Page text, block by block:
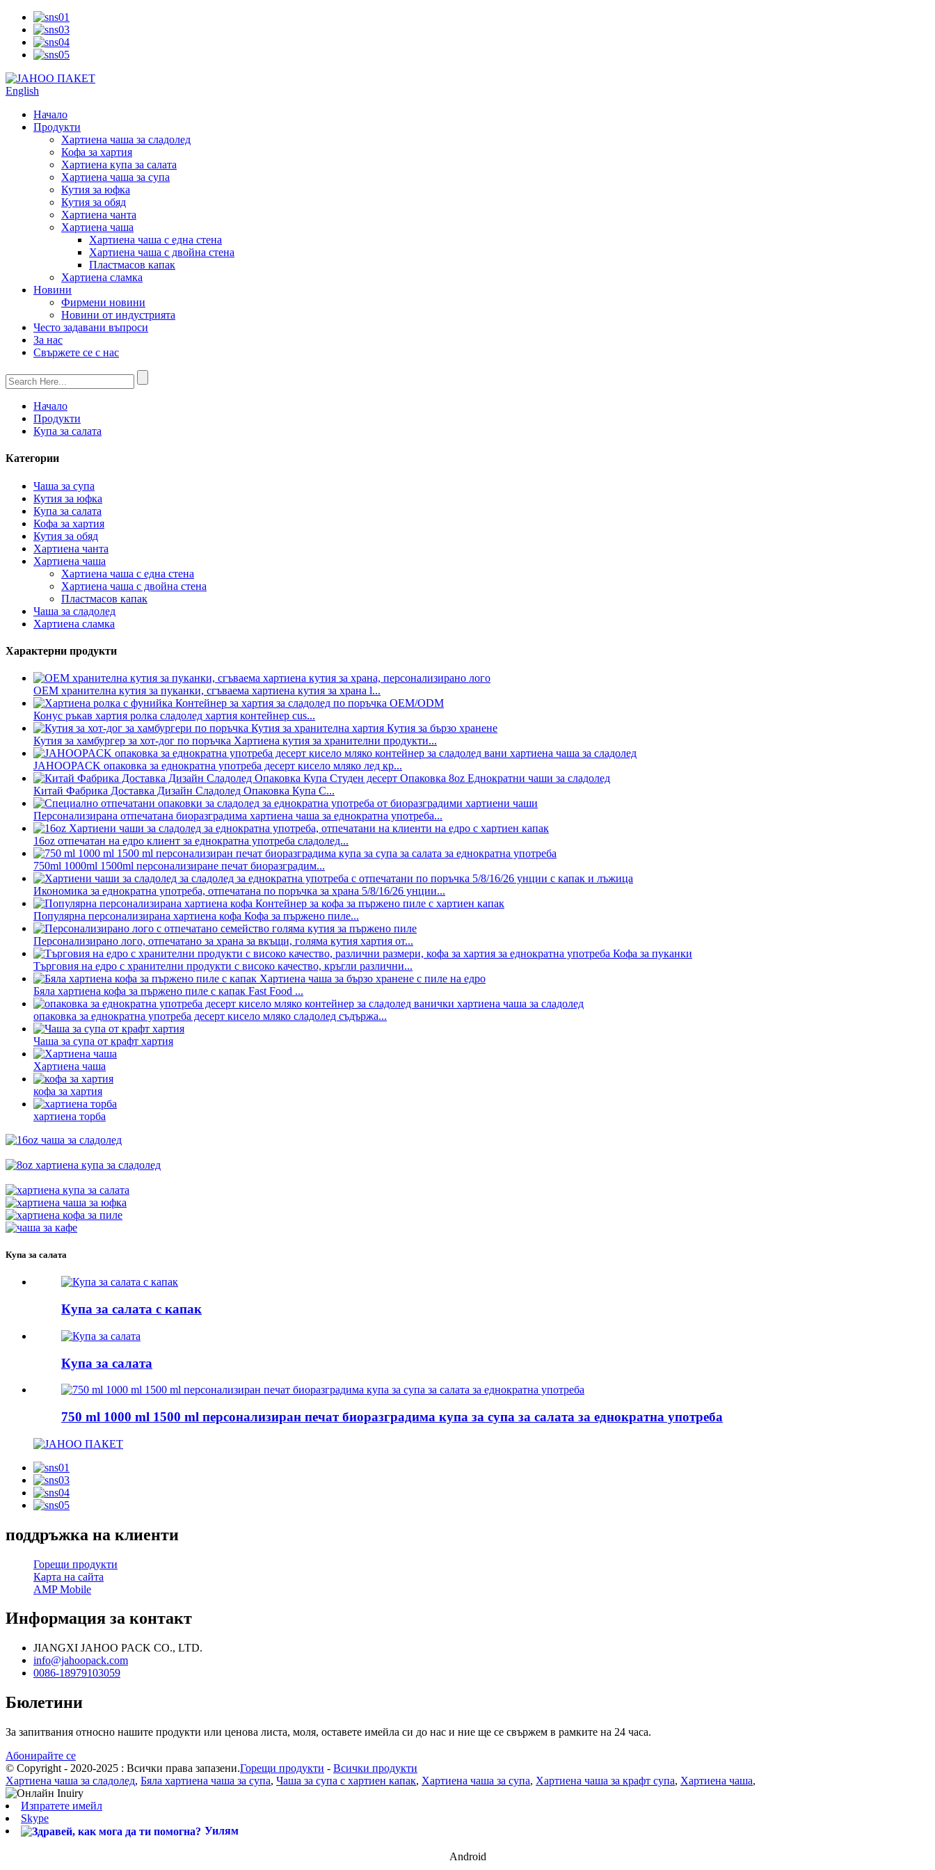
English
Начало
Продукти
Хартиена чаша за сладолед
Кофа за хартия
Хартиена купа за салата
Хартиена чаша за супа
Кутия за юфка
Кутия за обяд
Хартиена чанта
Хартиена чаша
Хартиена чаша с една стена
Хартиена чаша с двойна стена
Пластмасов капак
Хартиена сламка
Новини
Фирмени новини
Новини от индустрията
Често задавани въпроси
За нас
Свържете се с нас
Начало
Продукти
Купа за салата
Категории
Чаша за супа
Кутия за юфка
Купа за салата
Кофа за хартия
Кутия за обяд
Хартиена чанта
Хартиена чаша
Хартиена чаша с една стена
Хартиена чаша с двойна стена
Пластмасов капак
Чаша за сладолед
Хартиена сламка
Характерни продукти
OEM хранителна кутия за пуканки, сгъваема хартиена кутия за храна l...
Конус ръкав хартия ролка сладолед хартия контейнер cus...
Кутия за хамбургер за хот-дог по поръчка Хартиена кутия за хранителни продукти...
JAHOOPACK опаковка за еднократна употреба десерт кисело мляко лед кр...
Китай Фабрика Доставка Дизайн Сладолед Опаковка Купа C...
Персонализирана отпечатана биоразградима хартиена чаша за еднократна употреба...
16oz отпечатан на едро клиент за еднократна употреба сладолед...
750ml 1000ml 1500ml персонализиране печат биоразградим...
Икономика за еднократна употреба, отпечатана по поръчка за храна 5/8/16/26 унции...
Популярна персонализирана хартиена кофа Кофа за пържено пиле...
Персонализирано лого, отпечатано за храна за вкъщи, голяма кутия хартия от...
Търговия на едро с хранителни продукти с високо качество, кръгли различни...
Бяла хартиена кофа за пържено пиле с капак Fast Food ...
опаковка за еднократна употреба десерт кисело мляко сладолед съдържа...
Чаша за супа от крафт хартия
Хартиена чаша
кофа за хартия
хартиена торба
Купа за салата
Купа за салата с капак
Купа за салата
750 ml 1000 ml 1500 ml персонализиран печат биоразградима купа за супа за салата за еднократна употреба
поддръжка на клиенти
Горещи продукти
Карта на сайта
AMP Mobile
Информация за контакт
JIANGXI JAHOO PACK CO., LTD.
info@jahoopack.com
0086-18979103059
Бюлетини
За запитвания относно нашите продукти или ценова листа, моля, оставете имейла си до нас и ние ще се свържем в рамките на 24 часа.
Абонирайте се
© Copyright - 2020-2025 : Всички права запазени.Горещи продукти - Всички продукти
Хартиена чаша за сладолед, Бяла хартиена чаша за супа, Чаша за супа с хартиен капак, Хартиена чаша за супа, Хартиена чаша за крафт супа, Хартиена чаша,
Изпратете имейл
Skype
Уилям
Android